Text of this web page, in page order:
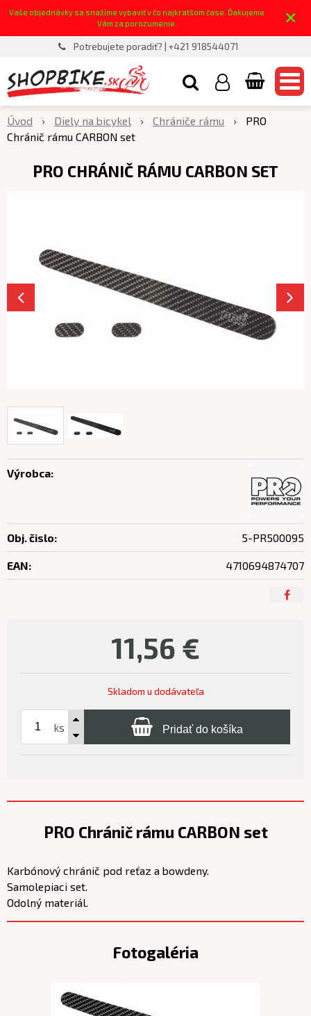
Vaše objednávky sa snažíme vybaviť v čo najkratšom čase. Ďakujeme
Vám za porozumenie.
×
Potrebujete poradiť? | +421 918544071
Úvod Diely na bicykel Chrániče rámu
PRO
Chránič rámu CARBON set
PRO CHRÁNIČ RÁMU CARBON SET
11,56 €
Skladom u dodávateľa
ks Pridať do košíka
Výrobca:
Obj. čislo: 5-PR500095
EAN: 4710694874707
PRO Chránič rámu CARBON set
Karbónový chránič pod reťaz a bowdeny.
Samolepiaci set.
Odolný materiál.
Fotogaléria